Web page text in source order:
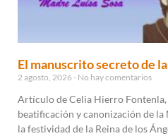
El manuscrito secreto de
2 agosto, 2026 No hay comentarios
Artículo de Celia Hierro Fontenla,
beatificación y canonización de la
la festividad de la Reina de los